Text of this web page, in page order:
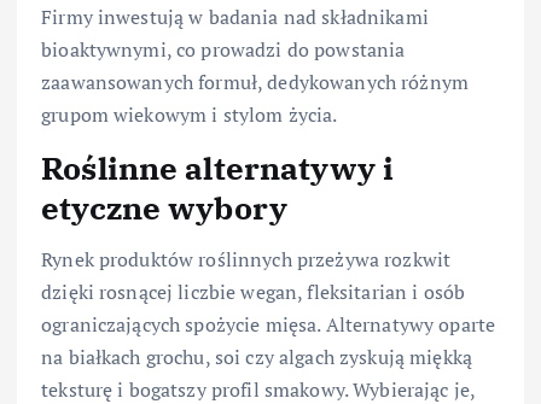
Firmy inwestują w badania nad składnikami
bioaktywnymi, co prowadzi do powstania
zaawansowanych formuł, dedykowanych różnym
grupom wiekowym i stylom życia.
Roślinne alternatywy i
etyczne wybory
Rynek produktów roślinnych przeżywa rozkwit
dzięki rosnącej liczbie wegan, fleksitarian i osób
ograniczających spożycie mięsa. Alternatywy oparte
na białkach grochu, soi czy algach zyskują miękką
teksturę i bogatszy profil smakowy. Wybierając je,